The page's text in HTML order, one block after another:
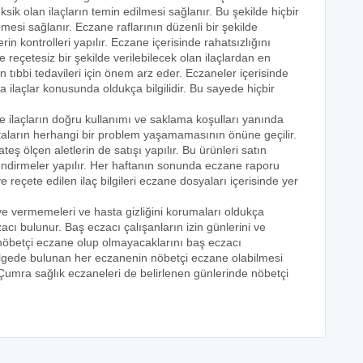
olan ilaçların temin edilmesi sağlanır. Bu şekilde hiçbir
sağlanır. Eczane raflarının düzenli bir şekilde
kontrolleri yapılır. Eczane içerisinde rahatsızlığını
reçetesiz bir şekilde verilebilecek olan ilaçlardan en
tıbbi tedavileri için önem arz eder. Eczaneler içerisinde
ilaçlar konusunda oldukça bilgilidir. Bu sayede hiçbir
doğru kullanımı ve saklama koşulları yanında
herhangi bir problem yaşamamasının önüne geçilir.
ölçen aletlerin de satışı yapılır. Bu ürünleri satın
yapılır. Her haftanın sonunda eczane raporu
reçete edilen ilaç bilgileri eczane dosyaları içerisinde yer
vermemeleri ve hasta gizliğini korumaları oldukça
bulunur. Baş eczacı çalışanların izin günlerini ve
eczane olup olmayacaklarını baş eczacı
bulunan her eczanenin nöbetçi eczane olabilmesi
sağlık eczaneleri de belirlenen günlerinde nöbetçi